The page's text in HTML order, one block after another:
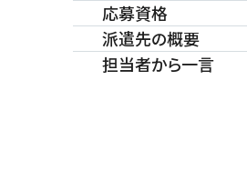
応募資格
派遣先の概要
担当者から一言